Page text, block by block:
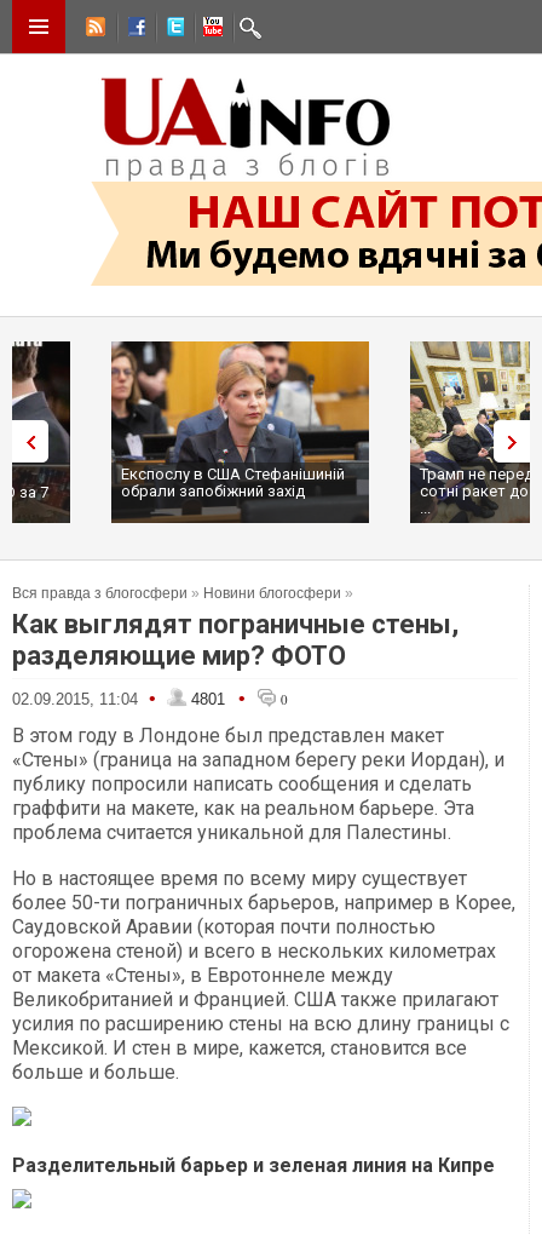
Експослу в США Стефанішиній
обрали запобіжний захід
Трамп не передасть Україні
сотні ракет до Patriot, бо у
Вся правда з блогосфери » Новини блогосфери »
Как выглядят пограничные стены,
разделяющие мир? ФОТО
02.09.2015, 11:04 • 4801 • 0
В этом году в Лондоне был представлен макет
«Стены» (граница на западном берегу реки Иордан), и
публику попросили написать сообщения и сделать
граффити на макете, как на реальном барьере. Эта
проблема считается уникальной для Палестины.
Но в настоящее время по всему миру существует
более 50-ти пограничных барьеров, например в Корее,
Саудовской Аравии (которая почти полностью
огорожена стеной) и всего в нескольких километрах
от макета «Стены», в Евротоннеле между
Великобританией и Францией. США также прилагают
усилия по расширению стены на всю длину границы с
Мексикой. И стен в мире, кажется, становится все
больше и больше.
Разделительный барьер и зеленая линия на Кипре